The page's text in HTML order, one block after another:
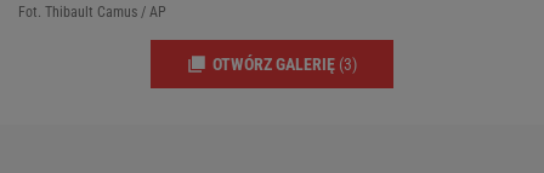
Fot. Thibault Camus / AP
OTWÓRZ GALERIĘ (3)